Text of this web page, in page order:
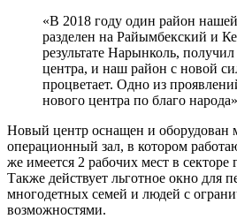
«В 2018 году один район
разделен на Райымбекский и
результате Нарынколь,
центра, и наш район с новой
процветает. Одно из
нового центра по благо
Новый центр оснащен и оборудован
операционный зал, в котором
же имеется 2 рабочих мест в секторе
Также действует льготное окно для
многодетных семей и людей с
возможностями.